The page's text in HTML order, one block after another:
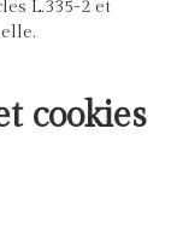
L.335-2 et
cookies